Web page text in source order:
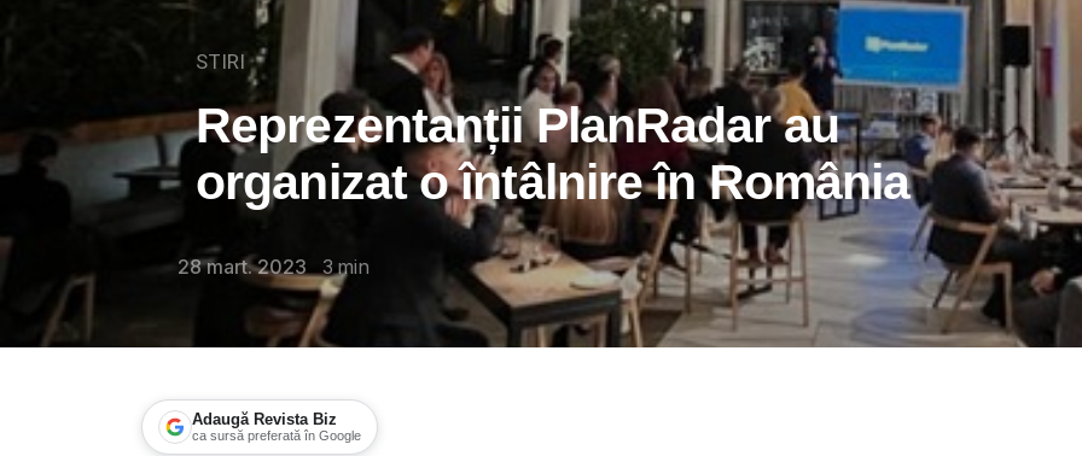
STIRI
Reprezentanții PlanRadar au
organizat o întâlnire în România
28 mart. 2023 3 min
Adaugă Revista Biz
ca sursă preferată în Google